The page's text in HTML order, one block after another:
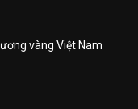
vàng Việt Nam